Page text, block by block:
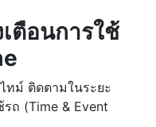
ตือนการใช้
ทม์ ติดตามในระยะ
ถ (Time & Event